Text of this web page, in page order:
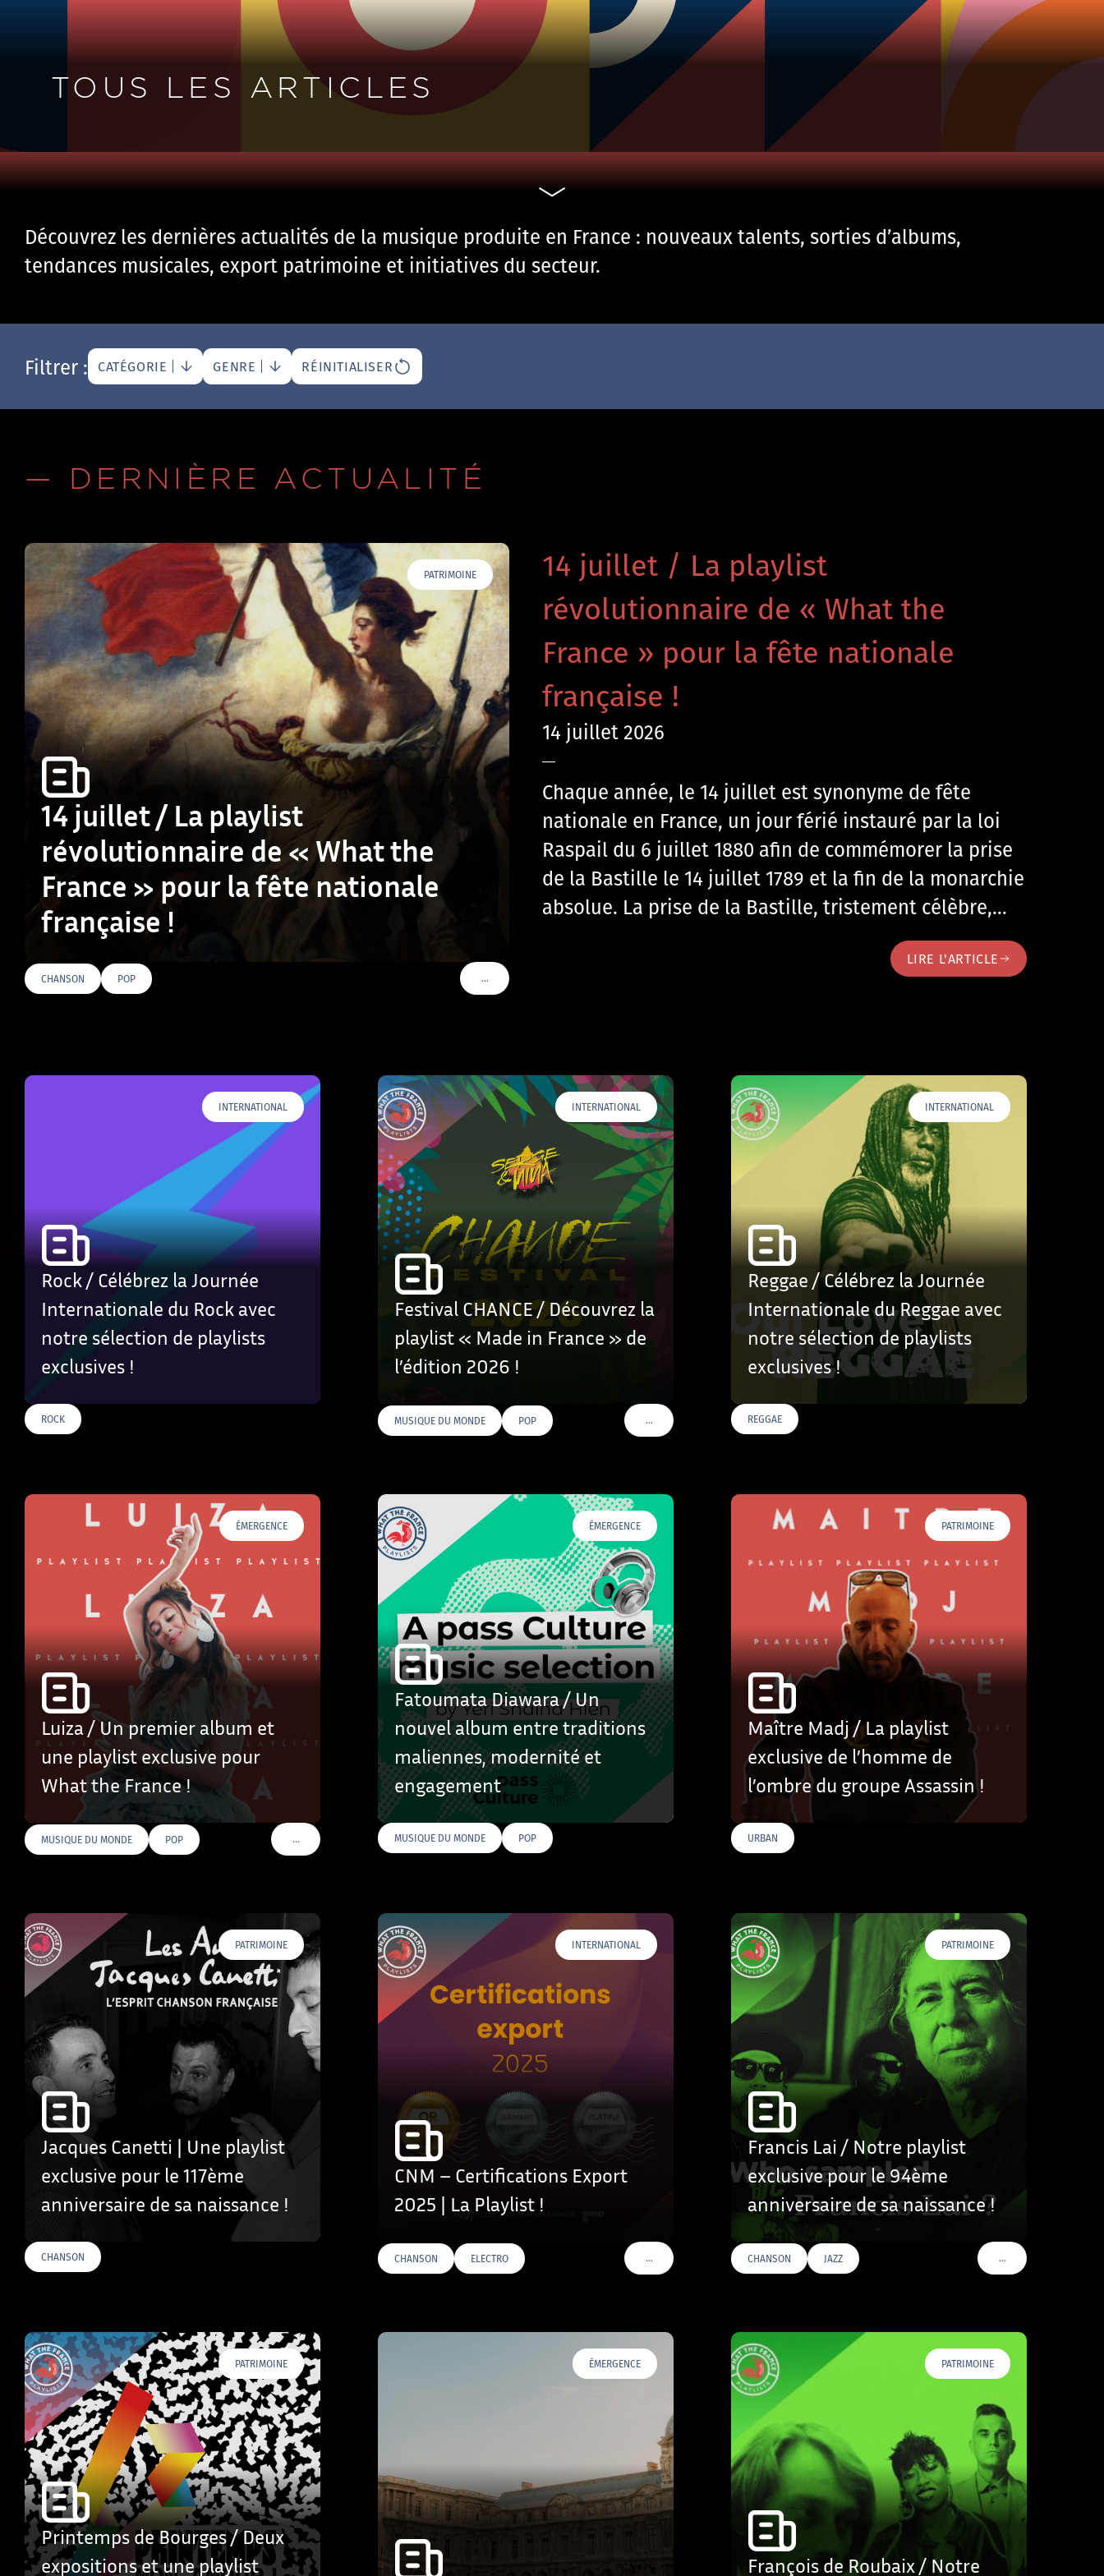
TOUS LES ARTICLES
Découvrez les dernières actualités de la musique produite en France : nouveaux talents, sorties d’albums,
tendances musicales, export patrimoine et initiatives du secteur.
Filtrer : CATÉGORIE GENRE RÉINITIALISER
— DERNIÈRE ACTUALITÉ
PATRIMOINE
14 juillet / La playlist
révolutionnaire de « What the
France » pour la fête nationale
française !
CHANSON POP …VOIR PLUS DE TAGS
14 juillet / La playlist
révolutionnaire de « What the
France » pour la fête nationale
française !
14 juillet 2026
—
Chaque année, le 14 juillet est synonyme de fête
nationale en France, un jour férié instauré par la loi
Raspail du 6 juillet 1880 afin de commémorer la prise
de la Bastille le 14 juillet 1789 et la fin de la monarchie
absolue. La prise de la Bastille, tristement célèbre,…
LIRE L'ARTICLE
INTERNATIONAL
Rock / Célébrez la Journée
Internationale du Rock avec
notre sélection de playlists
exclusives !
ROCK
INTERNATIONAL
Festival CHANCE / Découvrez la
playlist « Made in France » de
l’édition 2026 !
MUSIQUE DU MONDE POP …VOIR PLUS DE TAGS
INTERNATIONAL
Reggae / Célébrez la Journée
Internationale du Reggae avec
notre sélection de playlists
exclusives !
REGGAE
ÉMERGENCE
Luiza / Un premier album et
une playlist exclusive pour
What the France !
MUSIQUE DU MONDE POP …VOIR PLUS DE TAGS
ÉMERGENCE
Fatoumata Diawara / Un
nouvel album entre traditions
maliennes, modernité et
engagement
MUSIQUE DU MONDE POP
PATRIMOINE
Maître Madj / La playlist
exclusive de l’homme de
l’ombre du groupe Assassin !
URBAN
PATRIMOINE
Jacques Canetti | Une playlist
exclusive pour le 117ème
anniversaire de sa naissance !
CHANSON
INTERNATIONAL
CNM – Certifications Export
2025 | La Playlist !
CHANSON ELECTRO …VOIR PLUS DE TAGS
PATRIMOINE
Francis Lai / Notre playlist
exclusive pour le 94ème
anniversaire de sa naissance !
CHANSON JAZZ …VOIR PLUS DE TAGS
PATRIMOINE
Printemps de Bourges / Deux
expositions et une playlist
ÉMERGENCE PATRIMOINE
François de Roubaix / Notre